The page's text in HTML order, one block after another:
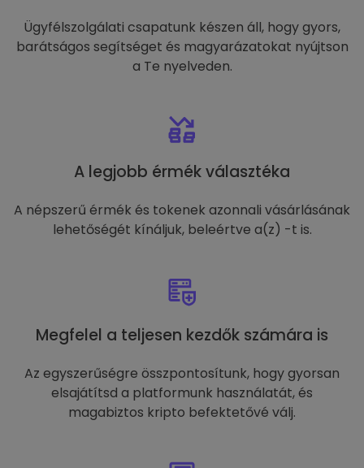
Ügyfélszolgálati csapatunk készen áll, hogy gyors,
barátságos segítséget és magyarázatokat nyújtson
a Te nyelveden.
A legjobb érmék választéka
A népszerű érmék és tokenek azonnali vásárlásának
lehetőségét kínáljuk, beleértve a(z) -t is.
Megfelel a teljesen kezdők számára is
Az egyszerűségre összpontosítunk, hogy gyorsan
elsajátítsd a platformunk használatát, és
magabiztos kripto befektetővé válj.